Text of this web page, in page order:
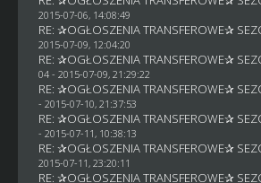
2015-07-06, 14:08:49
RE: ✰OGŁOSZENIA TRANSFEROWE✰
2015-07-09, 12:04:20
RE: ✰OGŁOSZENIA TRANSFEROWE✰
04- 2015-07-09, 21:29:22
RE: ✰OGŁOSZENIA TRANSFEROWE✰
- 2015-07-10, 21:37:53
RE: ✰OGŁOSZENIA TRANSFEROWE✰
- 2015-07-11, 10:38:13
RE: ✰OGŁOSZENIA TRANSFEROWE✰
2015-07-11, 23:20:11
RE: ✰OGŁOSZENIA TRANSFEROWE✰